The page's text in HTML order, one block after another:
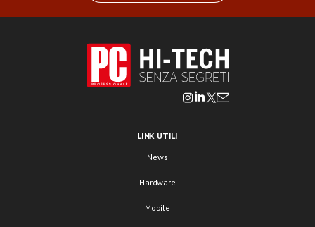
LINK UTILI
News
Hardware
Mobile